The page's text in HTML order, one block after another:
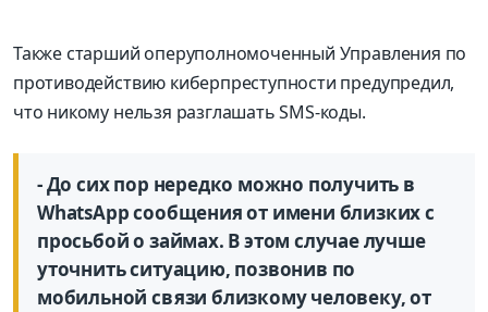
Также старший оперуполномоченный Управления по
противодействию киберпреступности предупредил,
что никому нельзя разглашать SMS-коды.
- До сих пор нередко можно получить в
WhatsApp сообщения от имени близких с
просьбой о займах. В этом случае лучше
уточнить ситуацию, позвонив по
мобильной связи близкому человеку, от